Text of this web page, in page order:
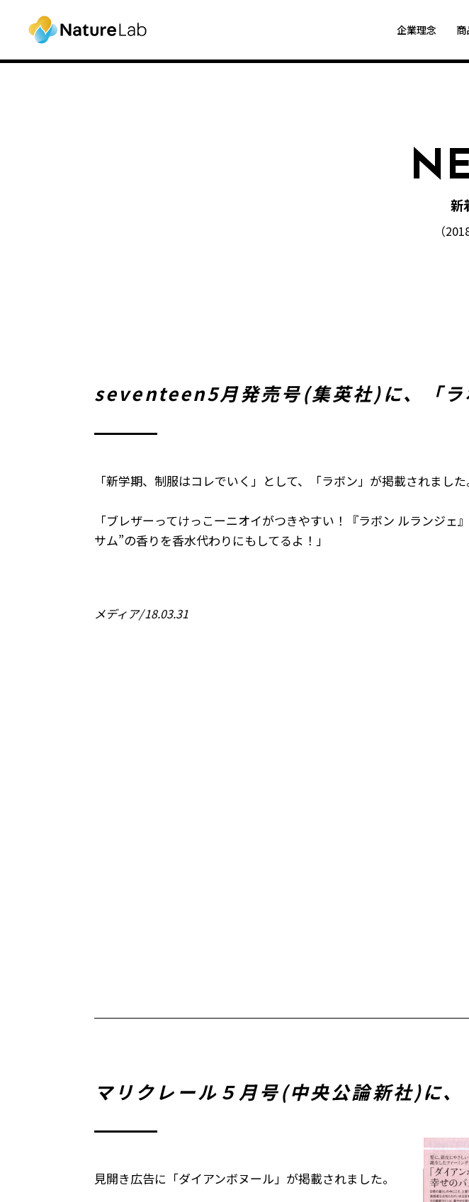
企業理念 商
新
（
seventeen5月発売号(集英社)に、「ラ
「新学期、制服はコレでいく」として、「ラボン」が掲載されました
「ブレザーってけっこーニオイがつきやすい！『ラボン ルランジェ
サム”の香りを香水代わりにもしてるよ！」
メディア 18.03.31
マリクレール５月号(中央公論新社)に
見開き広告に「ダイアンボヌール」が掲載されました。